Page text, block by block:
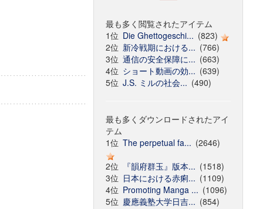
最も多く閲覧されたアイテム
1位 Die Ghettogeschi... (823)
2位 新冷戦期における... (766)
3位 通信の安全保障に... (663)
4位 ショート動画の効... (639)
5位 J.S. ミルの社会... (490)
最も多くダウンロードされたアイ
テム
1位 The perpetual fa... (2646)
2位
『韻府群玉』版本... (1518)
3位 日本における赤痢... (1109)
4位 Promoting Manga ... (1096)
5位 慶應義塾大学日吉... (854)